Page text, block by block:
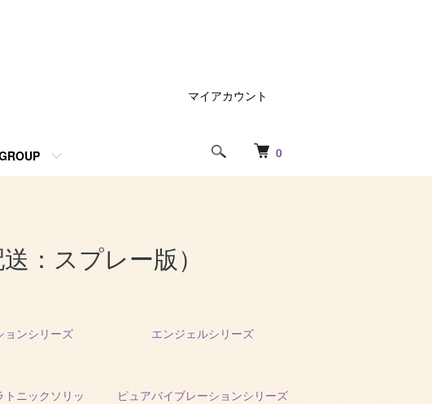
0
マイアカウント
：スプレー版）
ョンシリーズ エンジェルシリーズ
ニックソリッ
ピュアバイブレーションシリーズ